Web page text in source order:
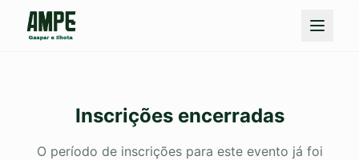
Inscrições encerradas
O período de inscrições para este evento já foi